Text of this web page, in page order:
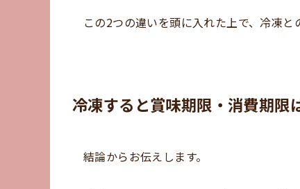
この2つの違いを頭に入れた上で、冷凍と
冷凍すると賞味期限・消費期限
結論からお伝えします。